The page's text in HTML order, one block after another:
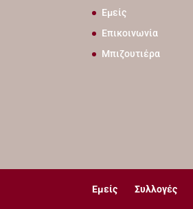
Εμείς
Επικοινωνία
Μπιζουτιέρα
Εμείς Συλλογές